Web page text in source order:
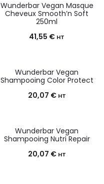
Wunderbar Vegan Masque
Cheveux Smooth’n Soft
250ml
41,55 € HT
Wunderbar Vegan
Shampooing Color Protect
20,07 € HT
Wunderbar Vegan
Shampooing Nutri Repair
20,07 € HT